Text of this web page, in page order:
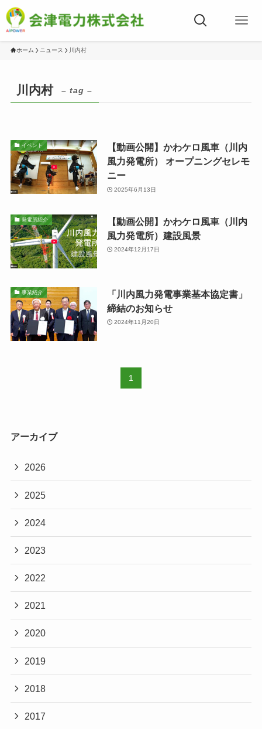
ホーム ニュース 川内村
川内村 – tag –
イベント
【動画公開】かわケロ風車（川内
風力発電所） オープニングセレモ
ニー
2025年6月13日
発電所紹介
【動画公開】かわケロ風車（川内
風力発電所）建設風景
2024年12月17日
事業紹介
「川内風力発電事業基本協定書」
締結のお知らせ
2024年11月20日
1
アーカイブ
2026
2025
2024
2023
2022
2021
2020
2019
2018
2017